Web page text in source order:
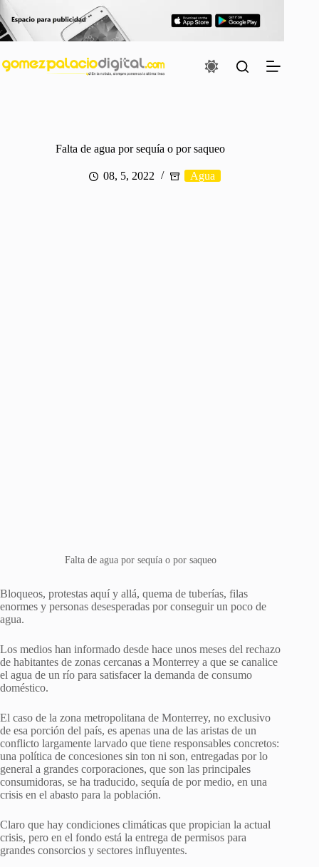
al
contenido
Falta de agua por sequía o por saqueo
08, 5, 2022 Agua
Falta de agua por sequía o por saqueo
Bloqueos, protestas aquí y allá, quema de tuberías, filas
enormes y personas desesperadas por conseguir un poco de
agua.
Los medios han informado desde hace unos meses del rechazo
de habitantes de zonas cercanas a Monterrey a que se canalice
el agua de un río para satisfacer la demanda de consumo
doméstico.
El caso de la zona metropolitana de Monterrey, no exclusivo
de esa porción del país, es apenas una de las aristas de un
conflicto largamente larvado que tiene responsables concretos:
una política de concesiones sin ton ni son, entregadas por lo
general a grandes corporaciones, que son las principales
consumidoras, se ha traducido, sequía de por medio, en una
crisis en el abasto para la población.
Claro que hay condiciones climáticas que propician la actual
crisis, pero en el fondo está la entrega de permisos para
grandes consorcios y sectores influyentes.